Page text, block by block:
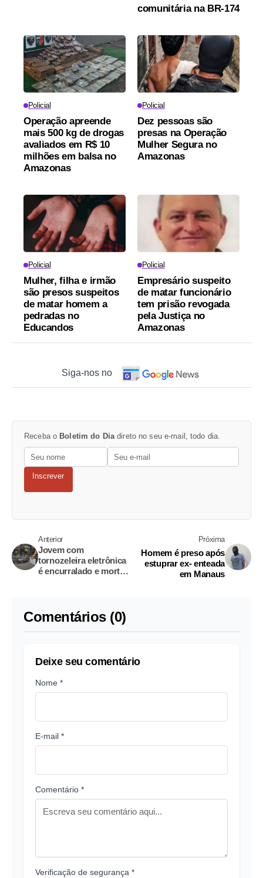
comunitária na BR-174
Policial
Operação apreende
mais 500 kg de drogas
avaliados em R$ 10
milhões em balsa no
Amazonas
Policial
Dez pessoas são
presas na Operação
Mulher Segura no
Amazonas
Policial
Mulher, filha e irmão
são presos suspeitos
de matar homem a
pedradas no
Educandos
Policial
Empresário suspeito
de matar funcionário
tem prisão revogada
pela Justiça no
Amazonas
Siga-nos no
Receba o Boletim do Dia direto no seu e-mail, todo dia.
Inscrever
Anterior
Jovem com
tornozeleira eletrônica
é encurralado e morto
Próxima
Homem é preso após
estuprar ex- enteada
em Manaus
Comentários (0)
Deixe seu comentário
Nome *
E-mail *
Comentário *
Verificação de segurança *